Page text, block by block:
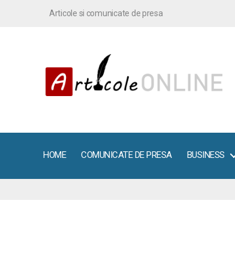
Articole si comunicate de presa
HOME COMUNICATE DE PRESA BUSINESS